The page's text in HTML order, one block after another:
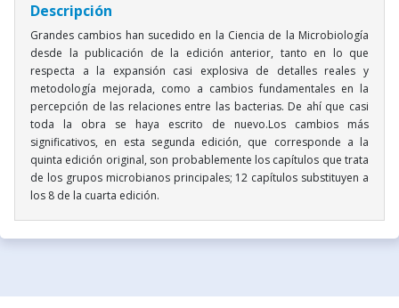
Descripción
Grandes cambios han sucedido en la Ciencia de la Microbiología
desde la publicación de la edición anterior, tanto en lo que
respecta a la expansión casi explosiva de detalles reales y
metodología mejorada, como a cambios fundamentales en la
percepción de las relaciones entre las bacterias. De ahí que casi
toda la obra se haya escrito de nuevo.Los cambios más
significativos, en esta segunda edición, que corresponde a la
quinta edición original, son probablemente los capítulos que trata
de los grupos microbianos principales; 12 capítulos substituyen a
los 8 de la cuarta edición.